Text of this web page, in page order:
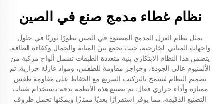
نظام غطاء مدمج صنع في الصين
يمثل نظام العزل المدمج المصنوع في الصين تطورًا ثوريًا في حلول
واجهات المباني الخارجية، حيث يجمع بين المتانة والجمال وكفاءة الطاقة.
يتضمن هذا النظام الابتكاري بنية متعددة الطبقات تشمل ألواح مركبة من
الألمنيوم عالي الجودة، وحواجز مقاومة للطقس، ومواد عازلة حرارية. تم
تصميم النظام ليسمح بالتركيب السريع مع الحفاظ على مقاومة طقس
ممتازة وأداء حراري فعال. تم تصنيع هذه الأنظمة بدقة باستخدام تقنيات
التصنيع الدقيقة، مما يوفر استقرارًا بعديًا ممتازًا ويمكنها تحمل ظروف